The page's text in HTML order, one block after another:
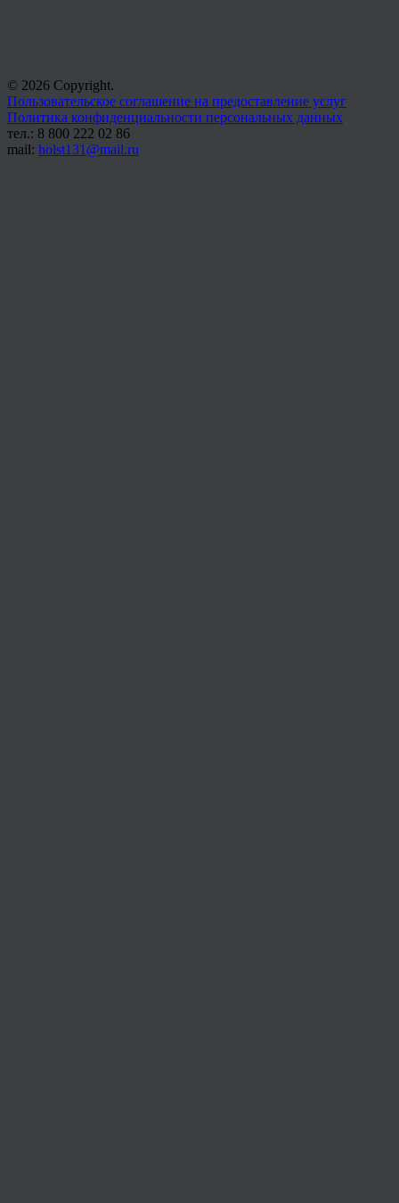
© 2026 Copyright.
Пользовательское соглашение на предоставление услуг
Политика конфиденциальности персональных данных
тел.: 8 800 222 02 86
mail: holst131@mail.ru